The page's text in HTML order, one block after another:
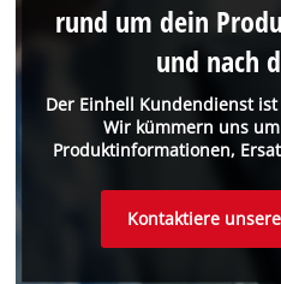
Der Einhell Kundendienst
Wir kümmern uns
Produktinformationen,
rund um dein
und nach
Kontaktiere